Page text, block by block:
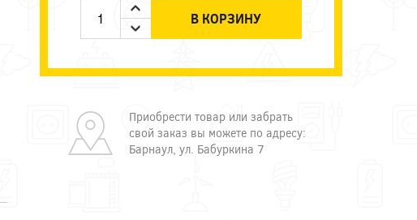
В КОРЗИНУ
Приобрести товар или забрать
свой заказ вы можете по адресу:
Барнаул, ул. Бабуркина 7